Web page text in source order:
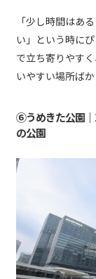
「少し時間はあ
い」という時に
で立ち寄りやす
いやすい場所ばか
⑥うめきた公園｜
の公園